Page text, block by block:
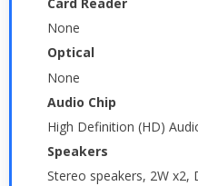
None
Optical
None
Audio Chip
High Definition (HD)
Speakers
Stereo speakers, 2W x2,